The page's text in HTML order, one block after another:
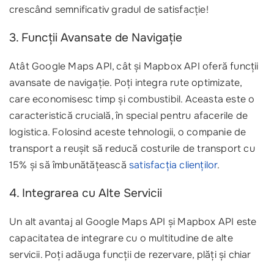
crescând semnificativ gradul de satisfacție!
3. Funcții Avansate de Navigație
Atât Google Maps API, cât și Mapbox API oferă funcții
avansate de navigație. Poți integra rute optimizate,
care economisesc timp și combustibil. Aceasta este o
caracteristică crucială, în special pentru afacerile de
logistica. Folosind aceste tehnologii, o companie de
transport a reușit să reducă costurile de transport cu
15% și să îmbunătățească satisfacția clienților.
4. Integrarea cu Alte Servicii
Un alt avantaj al Google Maps API și Mapbox API este
capacitatea de integrare cu o multitudine de alte
servicii. Poți adăuga funcții de rezervare, plăți și chiar